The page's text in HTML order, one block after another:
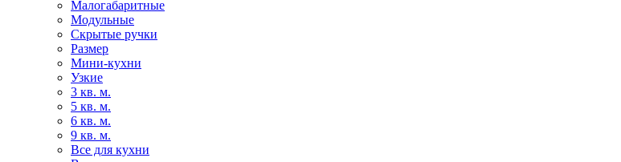
Малогабаритные
Модульные
Скрытые ручки
Размер
Мини-кухни
Узкие
3 кв. м.
5 кв. м.
6 кв. м.
9 кв. м.
Все для кухни